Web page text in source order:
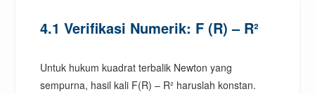
4.1 Verifikasi Numerik: F (R) – R²
Untuk hukum kuadrat terbalik Newton yang
sempurna, hasil kali F(R) – R² haruslah konstan.